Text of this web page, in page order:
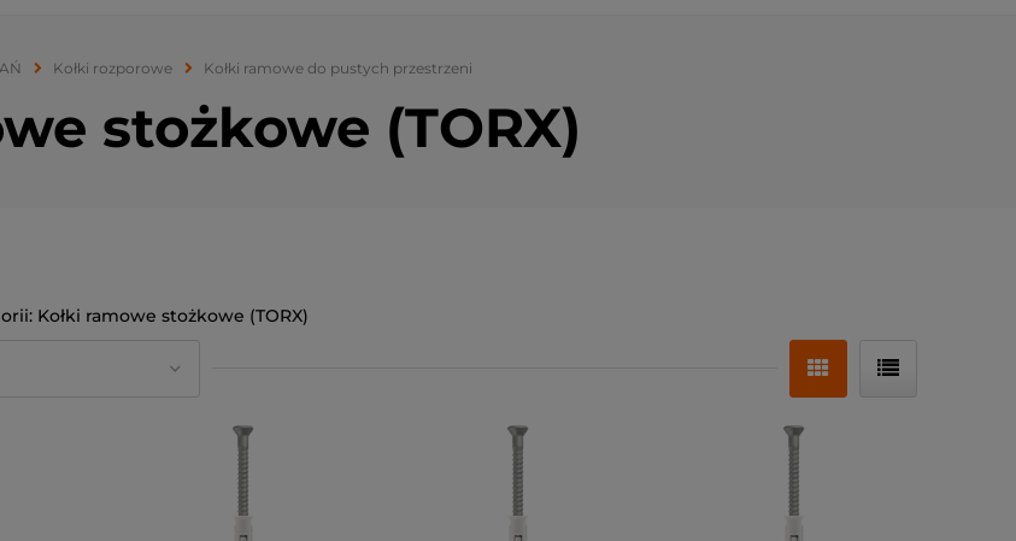
Kołki rozporowe Kołki ramowe do pustych przestrzeni
stożkowe (TORX)
Kołki ramowe stożkowe (TORX)